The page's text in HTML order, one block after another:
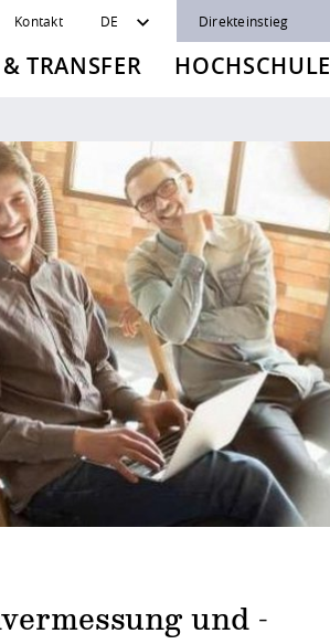
Kontakt DE Direkteinstieg
TRANSFER HOCHSCHULE
und -